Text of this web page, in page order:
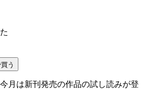
う
月は新刊発売の作品の試し読みが登